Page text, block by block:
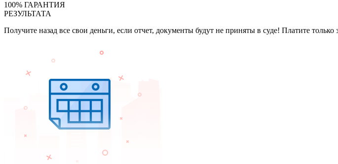
100% ГАРАНТИЯ
РЕЗУЛЬТАТА
Получите назад все свои деньги, если отчет, документы будут не приняты в суде! Платите